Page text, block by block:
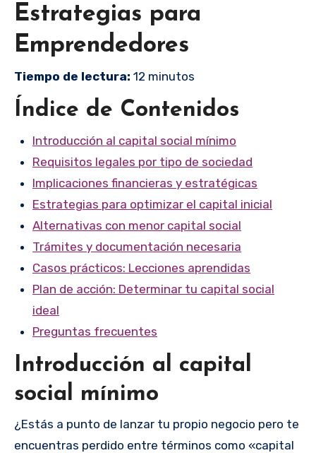
Estrategias para
Emprendedores
Tiempo de lectura: 12 minutos
Índice de Contenidos
Introducción al capital social mínimo
Requisitos legales por tipo de sociedad
Implicaciones financieras y estratégicas
Estrategias para optimizar el capital inicial
Alternativas con menor capital social
Trámites y documentación necesaria
Casos prácticos: Lecciones aprendidas
Plan de acción: Determinar tu capital social
ideal
Preguntas frecuentes
Introducción al capital
social mínimo
¿Estás a punto de lanzar tu propio negocio pero te
encuentras perdido entre términos como «capital